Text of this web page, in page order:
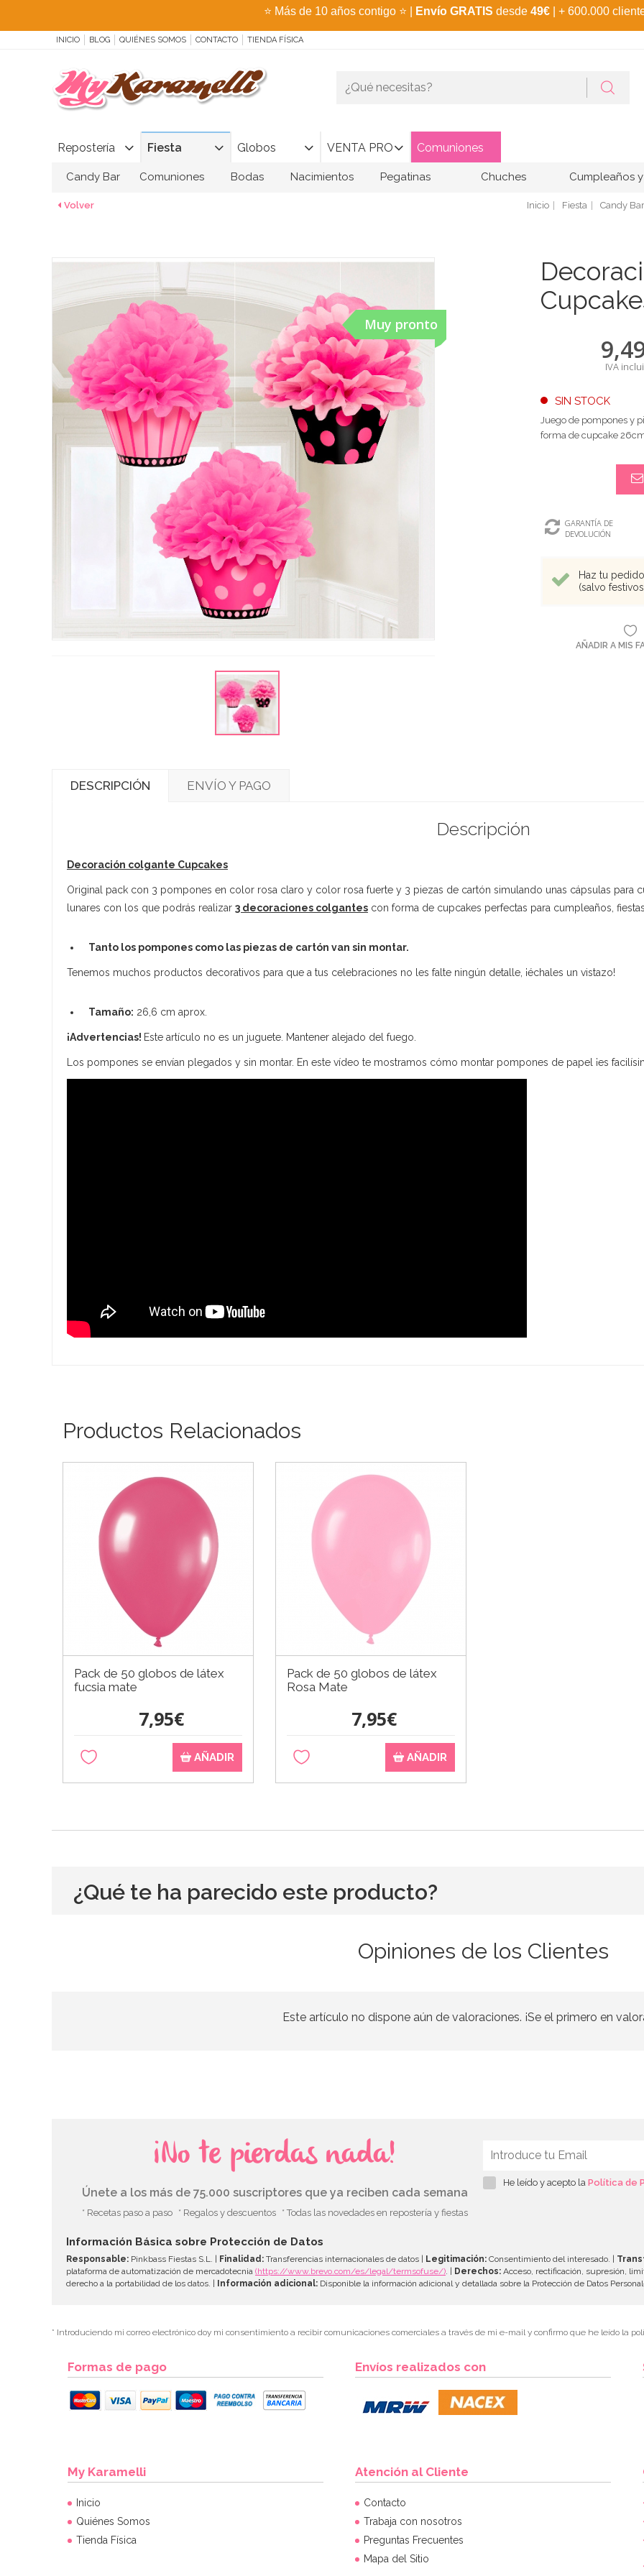
⭐ Más de 10 años contigo ⭐ Envío GRATIS desde 49€ | + 600.000
INICIO BLOG QUIÉNES SOMOS CONTACTO TIENDA FÍSICA
Repostería Fiesta Globos VENTA PRO Comuniones
Candy Bar Comuniones Bodas Nacimientos Pegatinas Chuches Cumpleaños
Volver Inicio Fiesta Candy Bar
Muy pronto
IVA
SIN STOCK
Juego de pompones y
forma de cupcake
GARANTÍA DE
DEVOLUCIÓN
Haz tu
(salvo
AÑADIR A MIS
DESCRIPCIÓN ENVÍO Y PAGO
Descripción
Decoración colgante Cupcakes
Original pack con 3 pompones en color rosa claro y color rosa fuerte y 3 piezas de cartón simulando unas cápsulas para
lunares con los que podrás realizar 3 decoraciones colgantes con forma de cupcakes perfectas para cumpleaños,
Tanto los pompones como las piezas de cartón van sin montar.
Tenemos muchos productos decorativos para que a tus celebraciones no les falte ningún detalle, ¡échales un vistazo!
Tamaño: 26,6 cm aprox.
¡Advertencias! Este artículo no es un juguete. Mantener alejado del fuego.
Los pompones se envían plegados y sin montar. En este vídeo te mostramos cómo montar pompones de papel ¡es
Productos Relacionados
Pack de 50 globos de látex
fucsia mate
7,95€
AÑADIR
Pack de 50 globos de látex
Rosa Mate
7,95€
AÑADIR
¿Qué te ha parecido este producto?
Opiniones de los Clientes
Este artículo no dispone aún de valoraciones. ¡Se el primero en
¡No te pierdas nada!
Únete a los más de 75.000 suscriptores que ya reciben cada semana
* Recetas paso a paso * Regalos y descuentos * Todas las novedades en repostería y fiestas
He leído y acepto la Política de
Información Básica sobre Protección de Datos
Responsable: Pinkbass Fiestas S.L. | Finalidad: Transferencias internacionales de datos | Legitimación: Consentimiento del interesado. |
plataforma de automatización de mercadotecnia (https://www.brevo.com/es/legal/termsofuse/) . | Derechos: Acceso, rectificación, supresión,
derecho a la portabilidad de los datos. | Información adicional: Disponible la información adicional y detallada sobre la Protección de Datos
* Introduciendo mi correo electrónico doy mi consentimiento a recibir comunicaciones comerciales a través de mi e-mail y confirmo que he leído la
Formas de pago Envíos realizados con
My Karamelli
Inicio
Quiénes Somos
Tienda Física
Atención al Cliente
Contacto
Trabaja con nosotros
Preguntas Frecuentes
Mapa del Sitio